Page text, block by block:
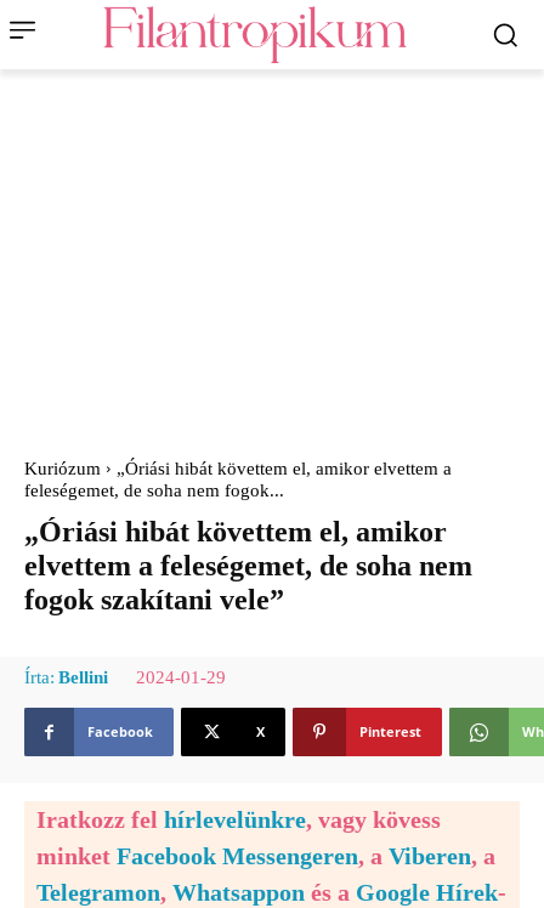
Kuriózum
„Óriási hibát követtem el, amikor elvettem a
feleségemet, de soha nem fogok...
„Óriási hibát követtem el, amikor
elvettem a feleségemet, de soha nem
fogok szakítani vele”
Írta: Bellini 2024-01-29
Facebook X Pinterest
Iratkozz fel hírlevelünkre, vagy kövess
minket Facebook Messengeren, a Viberen, a
Telegramon, Whatsappon és a Google Hírek-